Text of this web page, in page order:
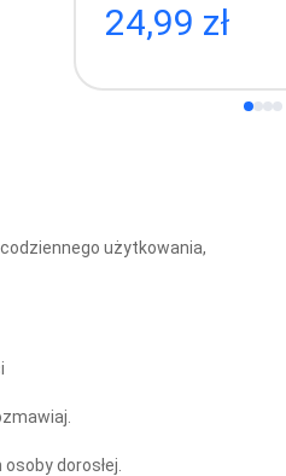
24,99 zł
użytkowania,
dorosłej.